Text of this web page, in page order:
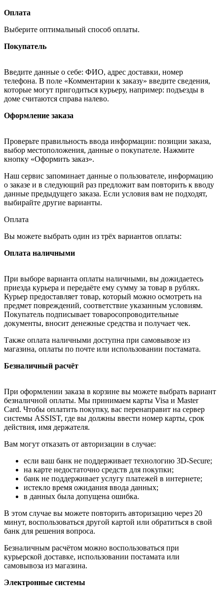
Оплата
Выберите оптимальный способ оплаты.
Покупатель
Введите данные о себе: ФИО, адрес доставки, номер
телефона. В поле «Комментарии к заказу» введите сведения,
которые могут пригодиться курьеру, например: подъезды в
доме считаются справа налево.
Оформление заказа
Проверьте правильность ввода информации: позиции заказа,
выбор местоположения, данные о покупателе. Нажмите
кнопку «Оформить заказ».
Наш сервис запоминает данные о пользователе, информацию
о заказе и в следующий раз предложит вам повторить к вводу
данные предыдущего заказа. Если условия вам не подходят,
выбирайте другие варианты.
Оплата
Вы можете выбрать один из трёх вариантов оплаты:
Оплата наличными
При выборе варианта оплаты наличными, вы дожидаетесь
приезда курьера и передаёте ему сумму за товар в рублях.
Курьер предоставляет товар, который можно осмотреть на
предмет повреждений, соответствие указанным условиям.
Покупатель подписывает товаросопроводительные
документы, вносит денежные средства и получает чек.
Также оплата наличными доступна при самовывозе из
магазина, оплаты по почте или использовании постамата.
Безналичный расчёт
При оформлении заказа в корзине вы можете выбрать вариант
безналичной оплаты. Мы принимаем карты Visa и Master
Card. Чтобы оплатить покупку, вас перенаправит на сервер
системы ASSIST, где вы должны ввести номер карты, срок
действия, имя держателя.
Вам могут отказать от авторизации в случае:
если ваш банк не поддерживает технологию 3D-Secure;
на карте недостаточно средств для покупки;
банк не поддерживает услугу платежей в интернете;
истекло время ожидания ввода данных;
в данных была допущена ошибка.
В этом случае вы можете повторить авторизацию через 20
минут, воспользоваться другой картой или обратиться в свой
банк для решения вопроса.
Безналичным расчётом можно воспользоваться при
курьерской доставке, использовании постамата или
самовывоза из магазина.
Электронные системы